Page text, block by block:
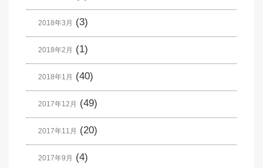
2018年3月 (3)
2018年2月 (1)
2018年1月 (40)
2017年12月 (49)
2017年11月 (20)
2017年9月 (4)